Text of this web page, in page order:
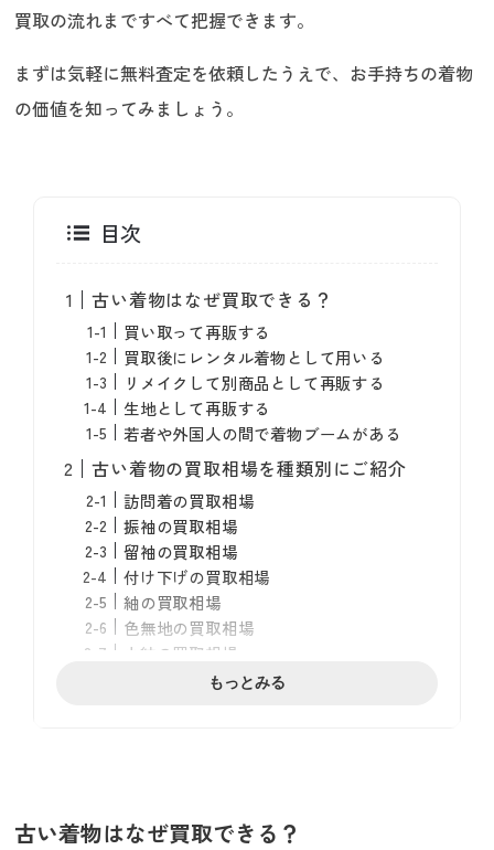
買取の流れまですべて把握できます。
まずは気軽に無料査定を依頼したうえで、お手持ちの着物
の価値を知ってみましょう。
目次
古い着物はなぜ買取できる？
買い取って再販する
買取後にレンタル着物として用いる
リメイクして別商品として再販する
生地として再販する
若者や外国人の間で着物ブームがある
古い着物の買取相場を種類別にご紹介
訪問着の買取相場
振袖の買取相場
留袖の買取相場
付け下げの買取相場
紬の買取相場
色無地の買取相場
小紋の買取相場
長襦袢の買取相場
着物の販売先と適している場所で売る
もっとみる
古い着物はなぜ買取できる？